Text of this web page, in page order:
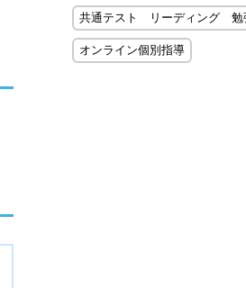
共通テスト リーディング 勉
オンライン個別指導